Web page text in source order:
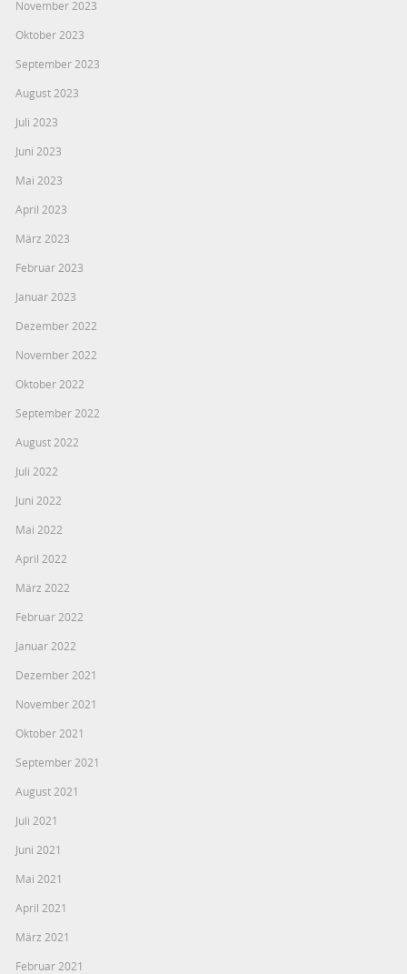
November 2023
Oktober 2023
September 2023
August 2023
Juli 2023
Juni 2023
Mai 2023
April 2023
März 2023
Februar 2023
Januar 2023
Dezember 2022
November 2022
Oktober 2022
September 2022
August 2022
Juli 2022
Juni 2022
Mai 2022
April 2022
März 2022
Februar 2022
Januar 2022
Dezember 2021
November 2021
Oktober 2021
September 2021
August 2021
Juli 2021
Juni 2021
Mai 2021
April 2021
März 2021
Februar 2021